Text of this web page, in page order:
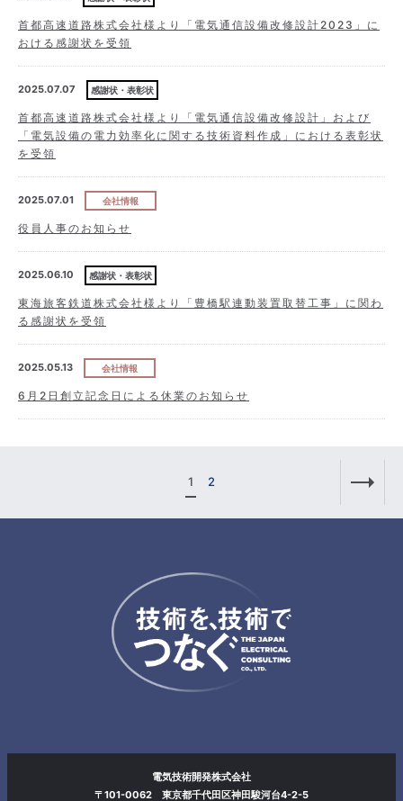
首都高速道路株式会社様より「電気通信設備改修設計2023」に
おける感謝状を受領
2025.07.07 感謝状・表彰状
首都高速道路株式会社様より「電気通信設備改修設計」および
「電気設備の電力効率化に関する技術資料作成」における表彰状
を受領
2025.07.01 会社情報
役員人事のお知らせ
2025.06.10 感謝状・表彰状
東海旅客鉄道株式会社様より「豊橋駅連動装置取替工事」に関わ
る感謝状を受領
2025.05.13 会社情報
6月2日創立記念日による休業のお知らせ
1 2
電気技術開発株式会社
〒101-0062 東京都千代田区神田駿河台4-2-5